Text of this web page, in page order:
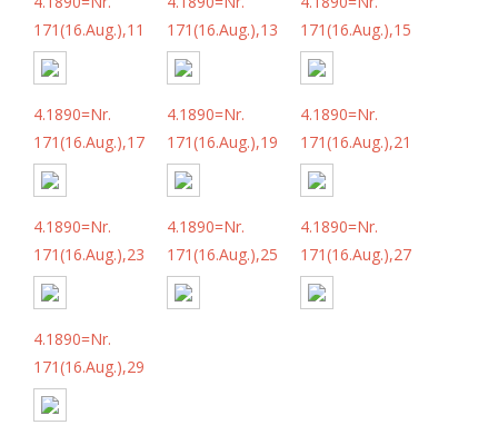
171(16.Aug.),11
171(16.Aug.),13
171(16.Aug.),15
4.1890=Nr.
171(16.Aug.),17
4.1890=Nr.
171(16.Aug.),19
4.1890=Nr.
171(16.Aug.),21
4.1890=Nr.
171(16.Aug.),23
4.1890=Nr.
171(16.Aug.),25
4.1890=Nr.
171(16.Aug.),27
4.1890=Nr.
171(16.Aug.),29